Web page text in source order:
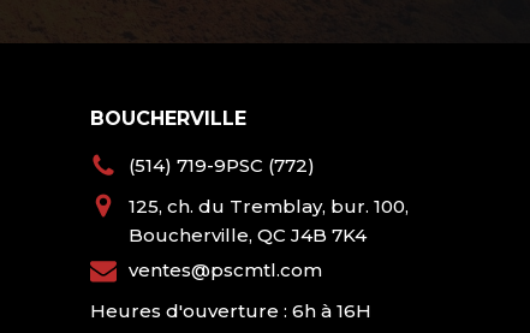
BOUCHERVILLE
(514) 719-9PSC (772)
125, ch. du Tremblay, bur. 100,
Boucherville, QC J4B 7K4
ventes@pscmtl.com
Heures d'ouverture : 6h à 16H